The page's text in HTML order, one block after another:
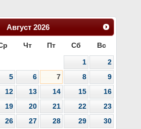
Август 2026
Чт Пт Сб Вс
1
2
5 6 7 8
9
12 13 14 15
16
19 20 21 22
23
26 27 28 29
30